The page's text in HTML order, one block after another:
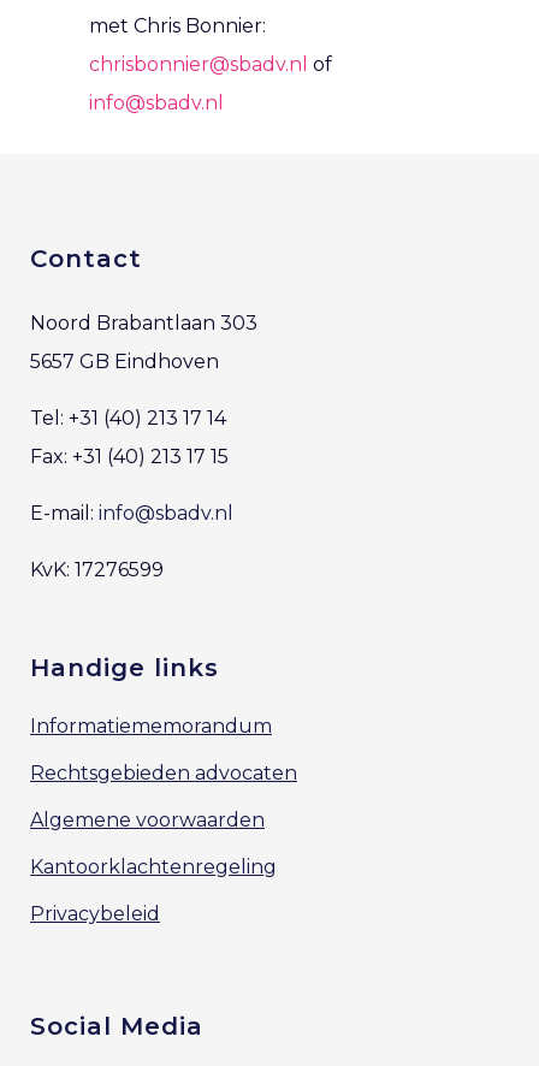
met Chris Bonnier:
chrisbonnier@sbadv.nl of
info@sbadv.nl
Contact
Noord Brabantlaan 303
5657 GB Eindhoven
Tel: +31 (40) 213 17 14
Fax: +31 (40) 213 17 15
E-mail: info@sbadv.nl
KvK: 17276599
Handige links
Informatiememorandum
Rechtsgebieden advocaten
Algemene voorwaarden
Kantoorklachtenregeling
Privacybeleid
Social Media